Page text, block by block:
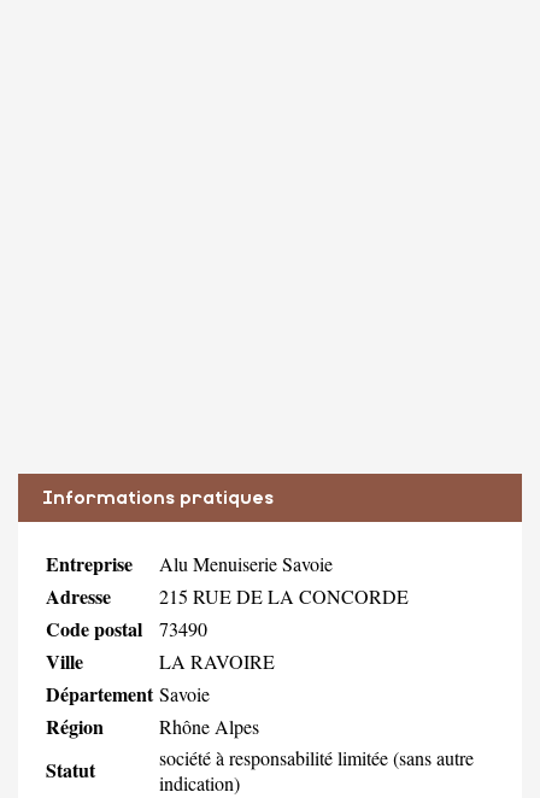
Informations pratiques
Entreprise Alu Menuiserie Savoie
Adresse 215 RUE DE LA CONCORDE
Code postal 73490
Ville LA RAVOIRE
Département Savoie
Région Rhône Alpes
Statut
société à responsabilité limitée (sans autre
indication)